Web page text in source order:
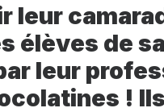
leur
élèves de
leur
!